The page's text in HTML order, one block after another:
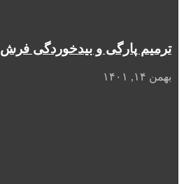
ترمیم پارگی و بیدخوردگی فرش
بهمن ۱۴, ۱۴۰۱